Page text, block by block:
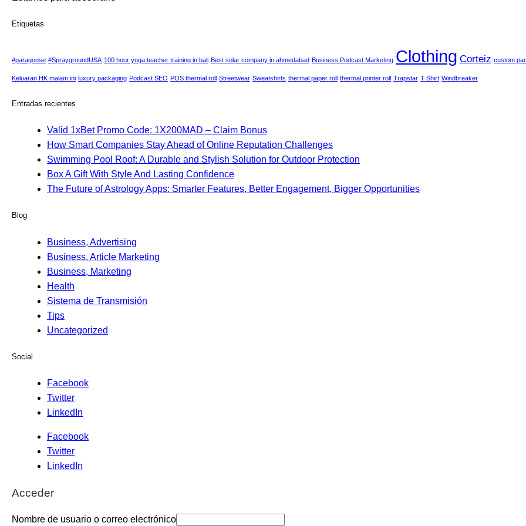
Etiquetas
#paragoose #SpraygroundUSA 100 hour yoga teacher training in bali Best solar company in ahmedabad Business Podcast Marketing Clothing Corteiz custom
Keluaran HK malam ini luxury packaging Podcast SEO POS thermal roll Streetwear Sweatshirts thermal paper roll thermal printer roll Trapstar T Shirt Windbreaker
Entradas recientes
Valid 1xBet Promo Code: 1X200MAD – Claim Bonus
How Smart Companies Stay Ahead of Online Reputation Challenges
Swimming Pool Roof: A Durable and Stylish Solution for Outdoor Protection
Box A Gift With Style And Lasting Confidence
The Future of Astrology Apps: Smarter Features, Better Engagement, Bigger Opportunities
Blog
Business, Advertising
Business, Article Marketing
Business, Marketing
Health
Sistema de Transmisión
Tips
Uncategorized
Social
Facebook
Twitter
LinkedIn
Facebook
Twitter
LinkedIn
Acceder
Nombre de usuario o correo electrónico